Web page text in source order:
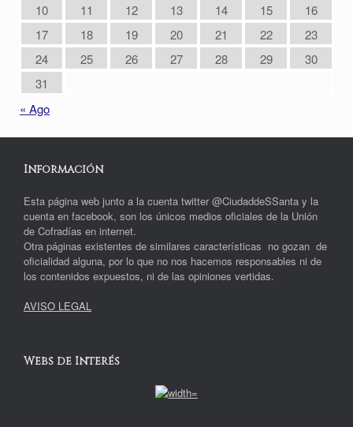
10
11 12 13 14 15
16
17
18 19 20 21 22
23
24
25 26 27 28 29
30
31
« Ago
Información
Esta página web junto a la cuenta twitter @CiudaddeSSanta y la
cuenta en facebook, son los únicos medios oficiales de la Unión
de Cofradías en internet.
Otra páginas existentes de similares características no gozan de
oficialidad alguna, por lo que no nos hacemos responsables ni de
los contenidos expuestos, ni de las opiniones vertidas.
AVISO LEGAL
Webs de Interés